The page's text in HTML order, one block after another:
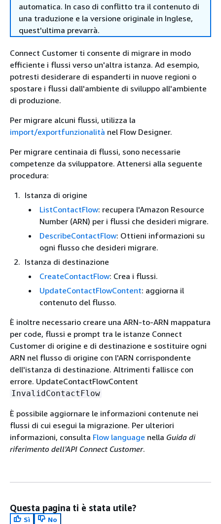
automatica. In caso di conflitto tra il contenuto di
una traduzione e la versione originale in Inglese,
quest'ultima prevarrà.
Connect Customer ti consente di migrare in modo
efficiente i flussi verso un'altra istanza. Ad esempio,
potresti desiderare di espanderti in nuove regioni o
spostare i flussi dall'ambiente di sviluppo all'ambiente
di produzione.
Per migrare alcuni flussi, utilizza la
import/exportfunzionalità nel Flow Designer.
Per migrare centinaia di flussi, sono necessarie
competenze da sviluppatore. Attenersi alla seguente
procedura:
Istanza di origine
ListContactFlow: recupera l'Amazon Resource
Number (ARN) per i flussi che desideri migrare.
DescribeContactFlow: Ottieni informazioni su
ogni flusso che desideri migrare.
Istanza di destinazione
CreateContactFlow: Crea i flussi.
UpdateContactFlowContent: aggiorna il
contenuto del flusso.
È inoltre necessario creare una ARN-to-ARN mappatura
per code, flussi e prompt tra le istanze Connect
Customer di origine e di destinazione e sostituire ogni
ARN nel flusso di origine con l'ARN corrispondente
dell'istanza di destinazione. Altrimenti fallisce con
errore. UpdateContactFlowContent
InvalidContactFlow
È possibile aggiornare le informazioni contenute nei
flussi di cui esegui la migrazione. Per ulteriori
informazioni, consulta Flow language nella Guida di
riferimento dell'API Connect Customer.
Questa pagina ti è stata utile?
Sì
No